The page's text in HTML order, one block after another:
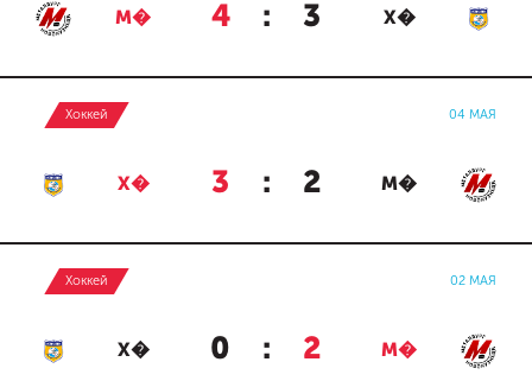
М� 4 : 3 Х�
Хоккей 04 МАЯ
Х� 3 : 2 М�
Хоккей 02 МАЯ
Х� 0 : 2 М�